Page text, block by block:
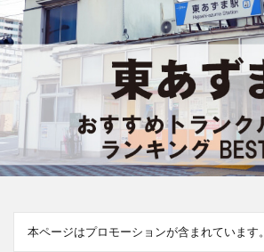
本ページはプロモーションが含まれています。